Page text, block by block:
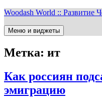
Перейти
содержимому
Woodash World :: Развитие
Меню и виджеты
Метка: ит
Как россиян
эмиграцию